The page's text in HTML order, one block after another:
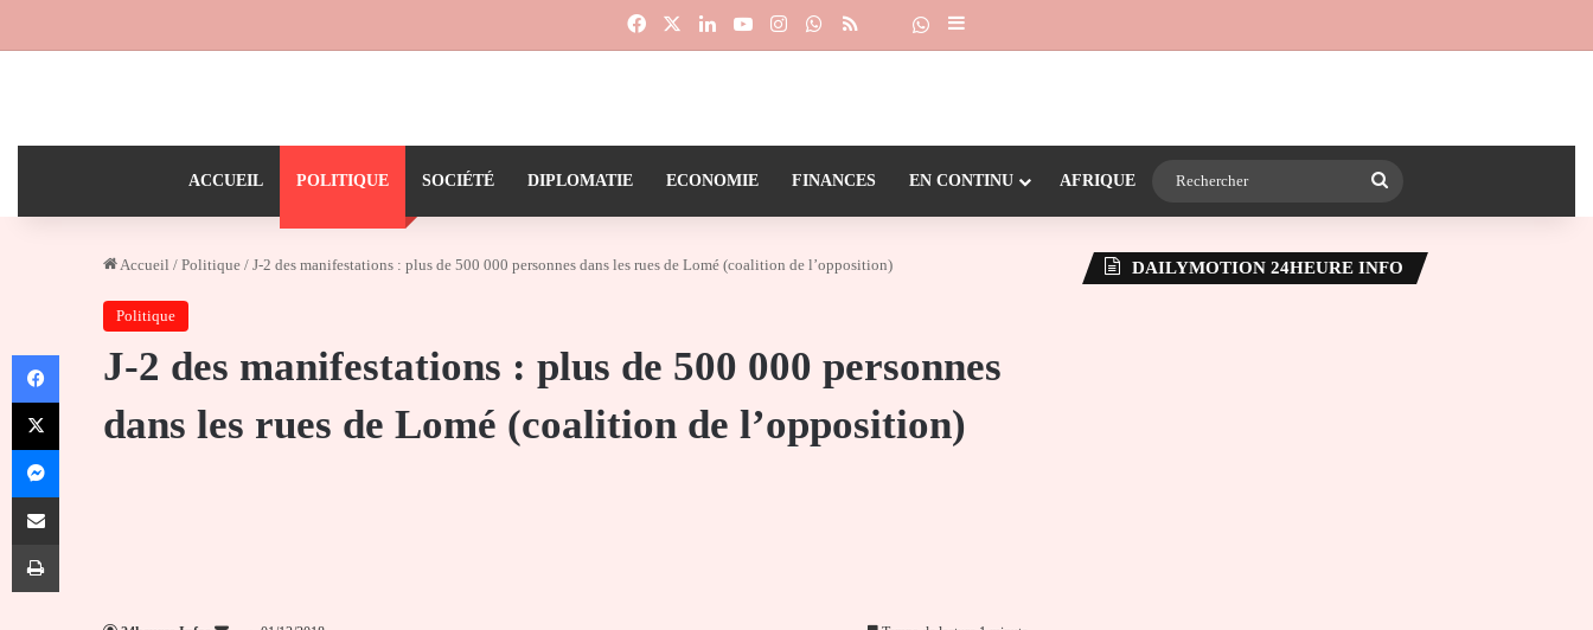
FacebookLinkedinYouTubeInstagramWhatsApp
RSS Dailymotion
Suivre la chaîne 24heureinfo sur WhatsApp
Sidebar (barre latérale)
ACCUEIL POLITIQUE SOCIÉTÉ DIPLOMATIE ECONOMIE FINANCES EN CONTINU AFRIQUE
Accueil / Politique / J-2 des manifestations : plus de 500 000 personnes dans les rues de Lomé (coalition de l’opposition)
Politique
J-2 des manifestations : plus de 500 000 personnes
dans les rues de Lomé (coalition de l’opposition)
DAILYMOTION 24HEURE INFO
Facebook
X
Messenger
Partager par email